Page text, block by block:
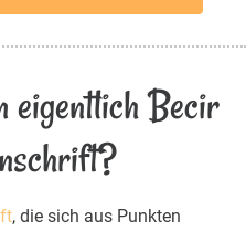
eigentlich Becir
, die sich aus Punkten